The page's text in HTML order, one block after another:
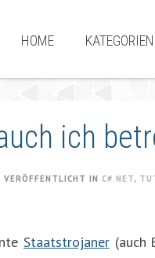
HOME KATEGORIEN
ich
VERÖFFENTLICHT IN C#.NET,
Staatstrojaner (auch